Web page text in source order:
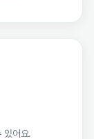
있어요.